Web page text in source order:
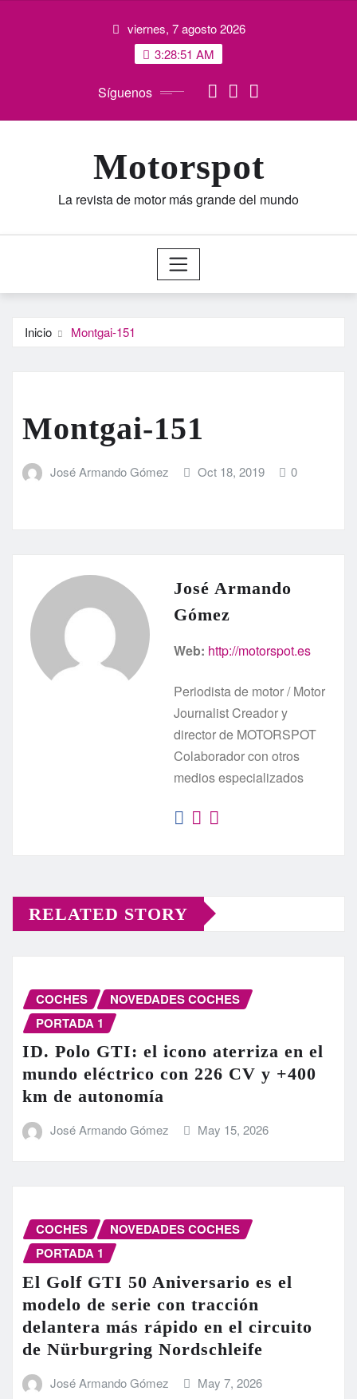
viernes, 7 agosto 2026
3:28:52 AM
Síguenos
Motorspot
La revista de motor más grande del mundo
Inicio Montgai-151
Montgai-151
José Armando Gómez Oct 18, 2019 0
José Armando
Gómez
Web: http://motorspot.es
Periodista de motor / Motor
Journalist Creador y
director de MOTORSPOT
Colaborador con otros
medios especializados
RELATED STORY
COCHES
NOVEDADES COCHES
PORTADA 1
ID. Polo GTI: el icono aterriza en el
mundo eléctrico con 226 CV y +400
km de autonomía
José Armando Gómez May 15, 2026
COCHES
NOVEDADES COCHES
PORTADA 1
El Golf GTI 50 Aniversario es el
modelo de serie con tracción
delantera más rápido en el circuito
de Nürburgring Nordschleife
José Armando Gómez May 7, 2026